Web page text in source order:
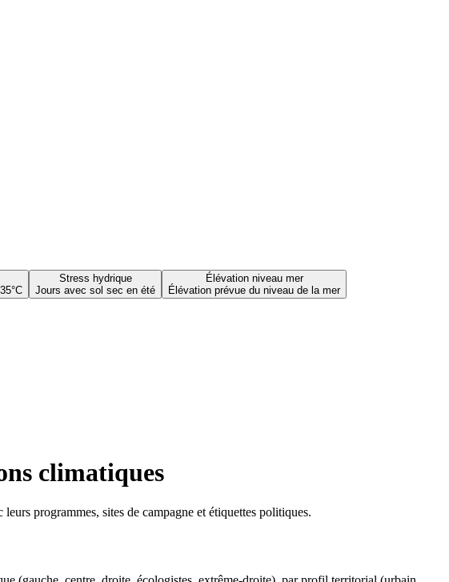
Stress hydrique
Jours avec sol sec en été
Élévation niveau mer
Élévation prévue du niveau de la mer
climatiques
programmes, sites de campagne et étiquettes politiques.